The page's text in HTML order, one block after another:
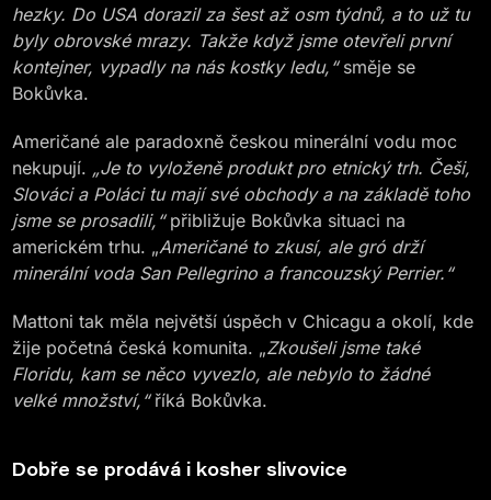
hezky. Do USA dorazil za šest až osm týdnů, a to už tu
byly obrovské mrazy. Takže když jsme otevřeli první
kontejner, vypadly na nás kostky ledu,“směje se
Bokůvka.
Američané ale paradoxně českou minerální vodu moc
nekupují. „Je to vyloženě produkt pro etnický trh. Češi,
Slováci a Poláci tu mají své obchody a na základě toho
jsme se prosadili,“přibližuje Bokůvka situaci na
americkém trhu. „Američané to zkusí, ale gró drží
minerální voda San Pellegrino a francouzský Perrier.“
Mattoni tak měla největší úspěch v Chicagu a okolí, kde
žije početná česká komunita. „Zkoušeli jsme také
Floridu, kam se něco vyvezlo, ale nebylo to žádné
velké množství,“říká Bokůvka.
Dobře se prodává i kosher slivovice